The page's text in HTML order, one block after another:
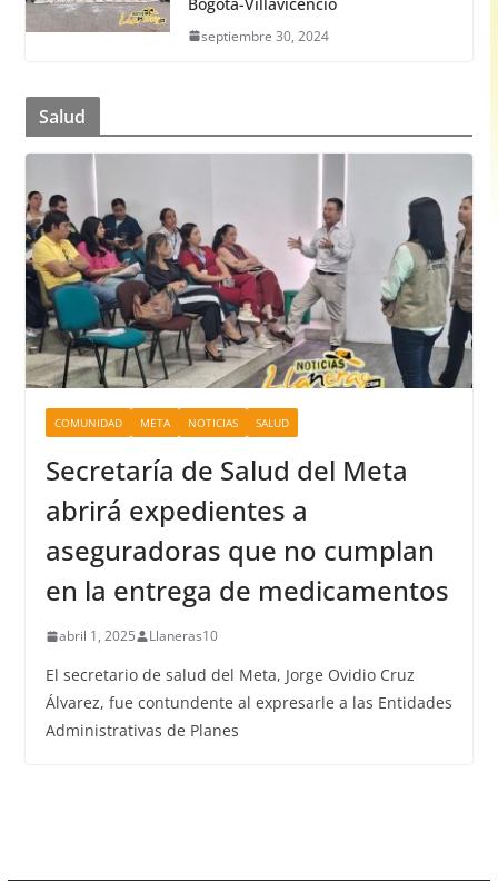
septiembre 30, 2024
Salud
COMUNIDAD META NOTICIAS SALUD
Secretaría de Salud del Meta
abrirá expedientes a
aseguradoras que no cumplan
en la entrega de medicamentos
abril 1, 2025 Llaneras10
El secretario de salud del Meta, Jorge Ovidio Cruz
Álvarez, fue contundente al expresarle a las Entidades
Administrativas de Planes